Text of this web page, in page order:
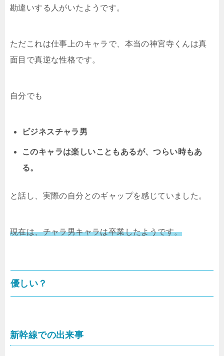
勘違いする人がいたようです。
ただこれは仕事上のキャラで、本当の神宮寺くんは真
面目で真逆な性格です。
自分でも
ビジネスチャラ男
このキャラは楽しいこともあるが、つらい時もあ
る。
と話し、実際の自分とのギャップを感じていました。
現在は、チャラ男キャラは卒業したようです。
優しい？
新幹線での出来事